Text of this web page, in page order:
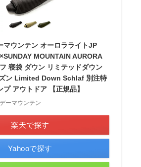
マウンテン オーロラライトJP
MOUNTAIN AURORA
寝袋 ダウン リミテッドダウン
ン Limited Down Schlaf 別注特
アウトドア 【正規品】
ーマウンテン
楽天で探す
Yahooで探す